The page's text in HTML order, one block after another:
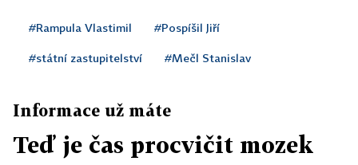
#Rampula Vlastimil #Pospíšil Jiří
#státní zastupitelství #Mečl Stanislav
Informace už máte
Teď je čas procvičit mozek